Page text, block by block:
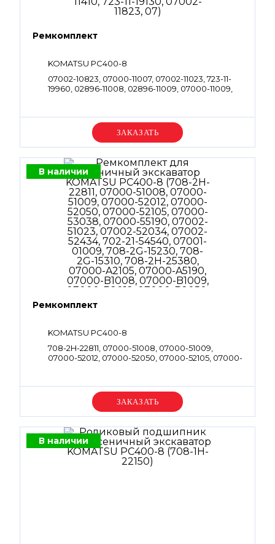
Ремкомплект
KOMATSU PC400-8
07002-10823, 07000-11007, 07002-11023, 723-11-
19960, 02896-11008, 02896-11009, 07000-11009,
07000-12014, 702-21-55420, 700-22-11410, 723-11-
19130, 07002-11823, 07Уточняйте цену
В наличии
Ремкомплект
KOMATSU PC400-8
708-2H-22811, 07000-51008, 07000-51009,
07000-52012, 07000-52050, 07000-52105, 07000-
2G-15230, 708-2G-15310, 708-2H-25380, 07000-
A2105, 07000-A5190, 07000-B1008, 07000-
B1009, 07000-B2012, 07000-B2050, 07000-
B3038, 07002-61023, 07002-61423, 07002-62434,
702-16-58320, 720-1L-15430, 720-1L-15440, 07001-
01008, 07001-01009, 708-2G-15230, 708-2G-15310,
708-2H-22570, 708-2H-22570, 708-27-22811,
07002-61023, 07000-B2012, 07002-62434,
07000-A5190, 07002-61023, 07002-62434,
Уточняйте цену
В наличии